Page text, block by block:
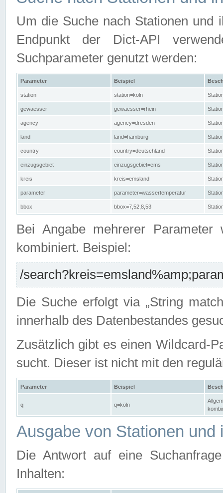
Um die Suche nach Stationen und
Endpunkt der Dict-API
Suchparameter genutzt werden:
Parameter Beispiel
station station=köln
gewaesser gewaesser=rhein
agency agency=dresden
land land=hamburg
country country=deutschland
einzugsgebiet einzugsgebiet=ems
kreis kreis=emsland
parameter parameter=wassertemperatur
bbox bbox=7,52,8,53
Bei Angabe mehrerer Parameter
kombiniert. Beispiel:
/
Die Suche erfolgt via „String
innerhalb des Datenbestandes
Zusätzlich gibt es einen Wildcard-
sucht. Dieser ist nicht mit den
Parameter Beispiel
q q=köln
Ausgabe von Stationen und
Die Antwort auf eine
Inhalten: